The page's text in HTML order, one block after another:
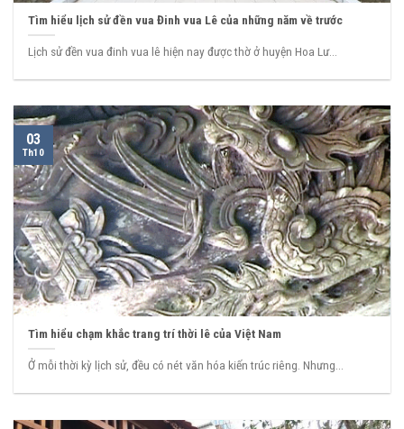
Tìm hiểu lịch sử đền vua Đinh vua Lê của những năm về trước
Lịch sử đền vua đinh vua lê hiện nay được thờ ở huyện Hoa Lư...
Tìm hiểu chạm khắc trang trí thời lê của Việt Nam
Ở mỗi thời kỳ lịch sử, đều có nét văn hóa kiến trúc riêng. Nhưng...
03
Th10